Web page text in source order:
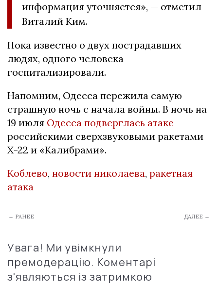
информация уточняется», — отметил
Виталий Ким.
Пока известно о двух пострадавших
людях, одного человека
госпитализировали.
Напомним, Одесса пережила самую
страшную ночь с начала войны. В ночь на
19 июля Одесса подверглась атаке
российскими сверхзвуковыми ракетами
Х-22 и «Калибрами».
Коблево, новости николаева, ракетная
атака
← РАНЕЕ ДАЛЕЕ →
Увага! Ми увімкнули
премодерацію. Коментарі
з'являються із затримкою